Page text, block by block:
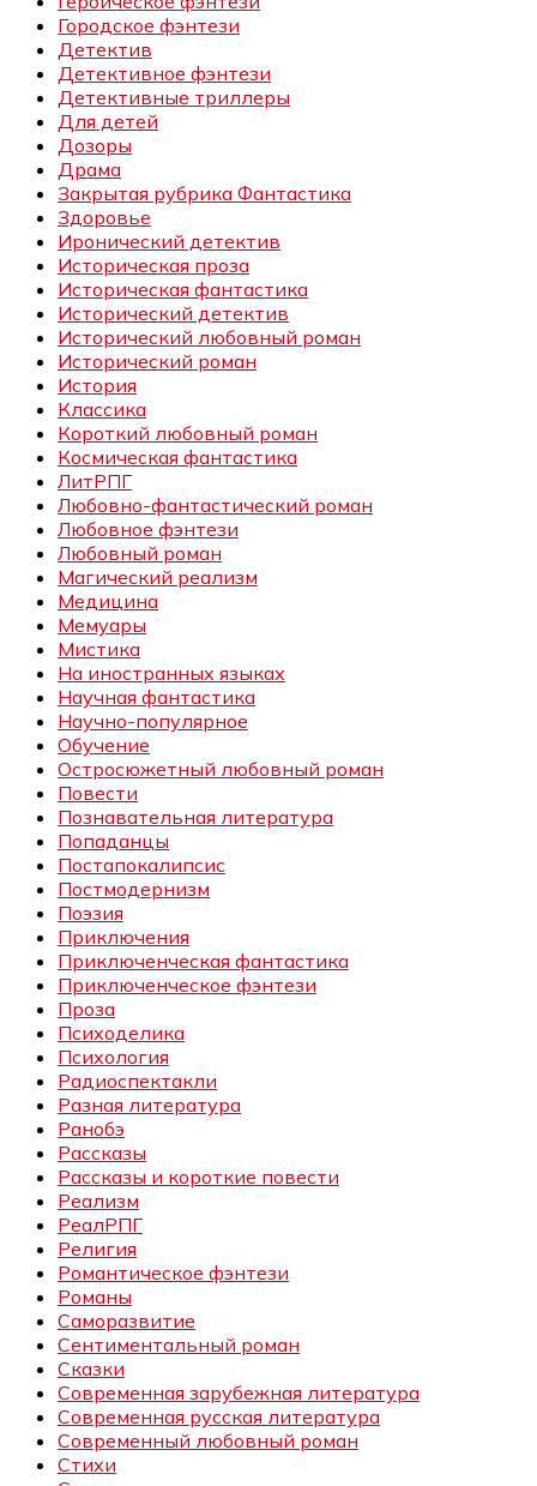
Городское фэнтези
Детектив
Детективное фэнтези
Детективные триллеры
Для детей
Дозоры
Драма
Закрытая рубрика Фантастика
Здоровье
Иронический детектив
Историческая проза
Историческая фантастика
Исторический детектив
Исторический любовный роман
Исторический роман
История
Классика
Короткий любовный роман
Космическая фантастика
ЛитРПГ
Любовно-фантастический роман
Любовное фэнтези
Любовный роман
Магический реализм
Медицина
Мемуары
Мистика
На иностранных языках
Научная фантастика
Научно-популярное
Обучение
Остросюжетный любовный роман
Повести
Познавательная литература
Попаданцы
Постапокалипсис
Постмодернизм
Поэзия
Приключения
Приключенческая фантастика
Приключенческое фэнтези
Проза
Психоделика
Психология
Радиоспектакли
Разная литература
Ранобэ
Рассказы
Рассказы и короткие повести
Реализм
РеалРПГ
Религия
Романтическое фэнтези
Романы
Саморазвитие
Сентиментальный роман
Сказки
Современная зарубежная литература
Современная русская литература
Современный любовный роман
Стихи